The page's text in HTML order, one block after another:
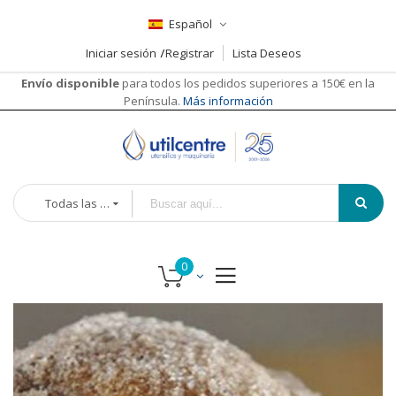
Español
Iniciar sesión
Registrar
Lista Deseos
Envío disponible para todos los pedidos superiores a 150€ en la
Península. Más información
Todas las categorías
final
de
la